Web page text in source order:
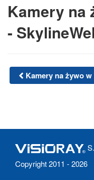
Kamery na
-
Kamery na żywo w
Copyright 2011 - 2026